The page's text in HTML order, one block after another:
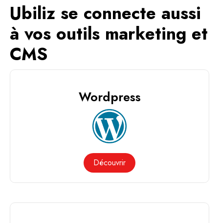
Ubiliz se connecte aussi
à vos outils marketing et
CMS
Wordpress
Découvrir